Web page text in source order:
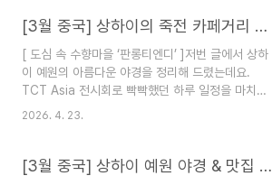
막으로 다녀오기로 했어요.동방명주 기본 정보장소:
동방명주타워 (东方明珠塔, Oriental Pearl
Tower)위치: 상하이 푸둥 신구 루자쭈이 금융 중심
지높이: 468m (1994년 완공)">[ 대낮의 동방명주
와 루자쭈이 원형 육교 ]밤에 보면 빛나는 구슬처럼
화려했던 동방명주가, 대낮에는 ‘하늘로 발사될 것
[3월 중국] 상하이의 죽전 카페거리 같은 곳, 도심 속 수향마을 ‘판롱티엔디’ 밤 9시 야경 산책
[ 도심 속 수향마을 ‘판롱티엔디’ ]저번 글에서 상하
이 예원의 아름다운 야경을 정리해 드렸는데요.
TCT Asia 전시회로 빡빡했던 하루 일정을 마치고
바로 숙소로 들어가기엔 아쉬움이 남아, 일행과 함
판롱티엔디 기본 정보장소: 판롱티엔디 (Panlong
2026. 4. 23.
[3월 중국] 상하이 예원 야경 & 맛집 방문-옥란상(玉兰厢, Yù lán xiāng) & 기념품 쇼핑